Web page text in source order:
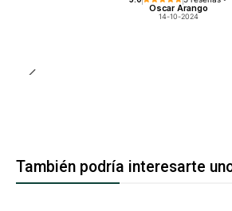
Oscar Arango
14-10-2024
También podría interesarte